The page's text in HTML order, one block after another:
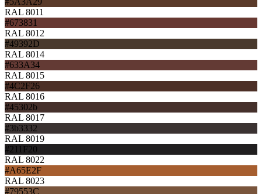
RAL 8011
#673831
RAL 8012
#49392D
RAL 8014
#633A34
RAL 8015
#4C2F26
RAL 8016
#45302b
RAL 8017
#3b3332
RAL 8019
#211F20
RAL 8022
#A65E2F
RAL 8023
#79553C